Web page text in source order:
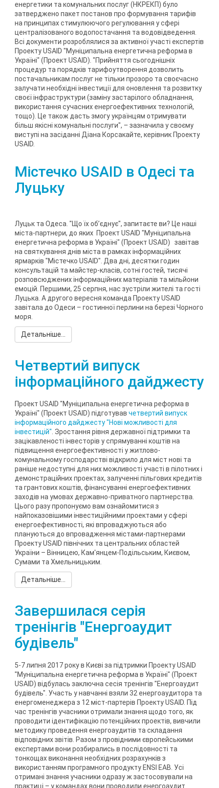
енергетики та комунальних послуг (НКРЕКП) було
затверджено пакет постанов про формування тарифів
на принципах стимулюючого регулювання у сфері
централізованого водопостачання та водовідведення.
Всі документи розроблялися за активної участі експертів
Проекту USAID "Муніципальна енергетична реформа в
Україні" (Проект USAID). "Прийняття сьогоднішніх
процедур та порядків тарифоутворення дозволить
постачальникам послуг не тільки прозоро та своєчасно
залучати необхідні інвестиції для оновлення та розвитку
своєї інфраструктури (заміну застарілого обладнання,
використання сучасних енергоефективних технологій,
тощо). Це також дасть змогу українцям отримувати
більш якісні комунальні послуги", – зазначила у своєму
виступі на засіданні Діана Корсакайте, керівник Проекту
USAID.
Містечко USAID в Одесі та
Луцьку
Луцьк та Одеса. "Що їх об’єднує", запитаєте ви? Це наші
міста-партнери, до яких Проект USAID "Муніципальна
енергетична реформа в Україні" (Проект USAID) завітав
на святкування днів міста в рамках інформаційних
ярмарків "Містечко USAID". Два дні, десятки годин
консультацій та майстер-класів, сотні гостей, тисячі
розповсюджених інформаційних матеріалів та мільйони
емоцій. Першими, 25 серпня, нас зустріли жителі та гості
Луцька. А другого вересня команда Проекту USAID
завітала до Одеси – гостинної перлини на березі Чорного
моря.
Детальніше...
Четвертий випуск
інформаційного дайджесту
Проект USAID "Муніципальна енергетична реформа в
Україні" (Проект USAID) підготував четвертий випуск
інформаційного дайджесту "Нові можливості для
інвестицій" . Зростання рівня державної підтримки та
зацікавленості інвесторів у спрямуванні коштів на
підвищення енергоефективності у житлово-
комунальному господарстві відкрило для міст нові та
раніше недоступні для них можливості участі в пілотних і
демонстраційних проектах, залученні пільгових кредитів
та грантових коштів, фінансуванні енергоефективних
заходів на умовах державно-приватного партнерства.
Цього разу пропонуємо вам ознайомитися з
найпоказовішими інвестиційними проектами у сфері
енергоефективності, які впроваджуються або
плануються до впровадження містами-партнерами
Проекту USAID північних та центральних областей
України – Вінницею, Кам'янцем-Подільським, Києвом,
Сумами та Хмельницьким.
Детальніше...
Завершилася серія
тренінгів "Енергоаудит
будівель"
5-7 липня 2017 року в Києві за підтримки Проекту USAID
"Муніципальна енергетична реформа в Україні" (Проект
USAID) відбулась заключна сесія тренінгів "Енергоаудит
будівель". Участь у навчанні взяли 32 енергоаудитора та
енергоменеджера з 12 міст-партерів Проекту USAID. Під
час тренінгів учасники отримали знання щодо того, як
проводити ідентифікацію потенційних проектів, вивчили
методику проведення енергоаудитів та складання
відповідних звітів. Разом з провідними європейськими
експертами вони розбирались в послідовності та
тонкощах виконання необхідних розрахунків з
використанням програмного продукту ENSI ЕАВ. Усі
отримані знання учасники одразу ж застосовували на
практиці – у командах вони проводили енергоаудит